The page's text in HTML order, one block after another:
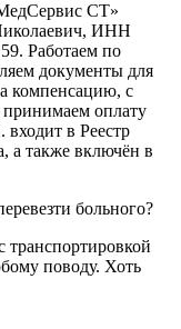
СТ»
ИНН
Работаем по
документы для
компенсацию, с
оплату
в Реестр
а также включён в
больного?
поводу. Хоть